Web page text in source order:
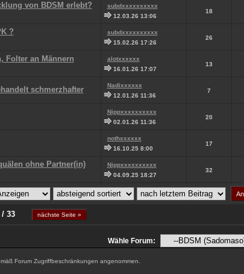
von BDSM erlebt?
subdxxxxxxxxxx
12.03.26 13:06
18
?
subdxxxxxxxxxx
15.02.26 17:26
26
Folter an Männern
alotxxxxxx
16.01.26 17:07
13
schmerzhafter
Nadixxxxxx
12.01.26 11:36
7
Nippxxxxxxxxxx
02.01.26 11:36
20
nothxxxxxx
16.10.25 8:00
17
ohne Partner(in)
Nippxxxxxxxxxx
04.09.25 18:27
32
/ 33 nächste Seite »
Wähle Forum:
Forum Zugriffbeschränkungen angenommen.